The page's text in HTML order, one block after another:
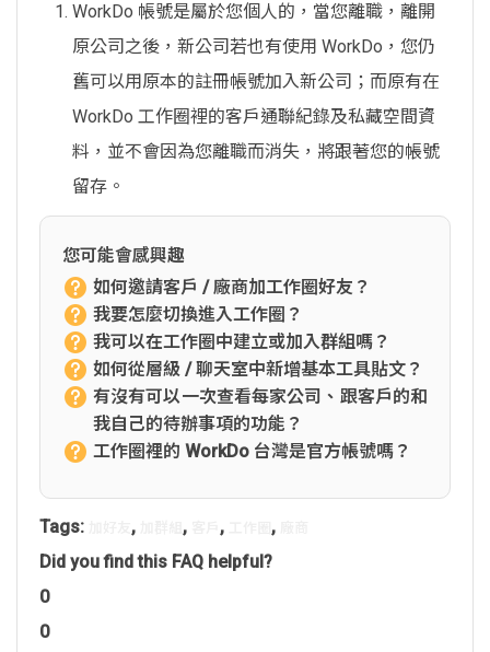
WorkDo 帳號是屬於您個人的，當您離職，離開
原公司之後，新公司若也有使用 WorkDo，您仍
舊可以用原本的註冊帳號加入新公司；而原有在
WorkDo 工作圈裡的客戶通聯紀錄及私藏空間資
料，並不會因為您離職而消失，將跟著您的帳號
留存。
您可能會感興趣
如何邀請客戶 / 廠商加工作圈好友？
我要怎麼切換進入工作圈？
我可以在工作圈中建立或加入群組嗎？
如何從層級 / 聊天室中新增基本工具貼文？
有沒有可以一次查看每家公司、跟客戶的和
我自己的待辦事項的功能？
工作圈裡的 WorkDo 台灣是官方帳號嗎？
Tags: , , , ,
Did you find this FAQ helpful?
0
0